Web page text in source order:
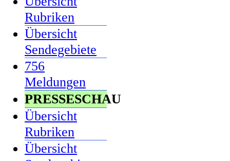
Rubriken
Übersicht
Sendegebiete
756
Meldungen
PRESSESCHAU
Übersicht
Rubriken
Übersicht